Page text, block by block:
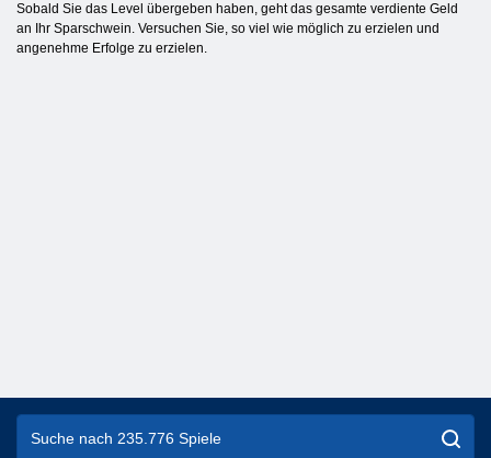
Sobald Sie das Level übergeben haben, geht das gesamte verdiente Geld
an Ihr Sparschwein. Versuchen Sie, so viel wie möglich zu erzielen und
angenehme Erfolge zu erzielen.